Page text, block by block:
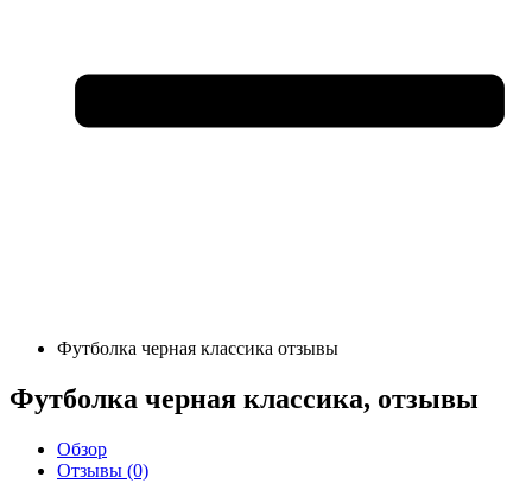
Футболка черная классика отзывы
Футболка черная классика, отзывы
Обзор
Отзывы (0)